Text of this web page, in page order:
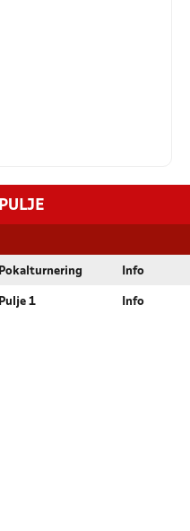
PULJE
Pokalturnering Info
Pulje 1 Info